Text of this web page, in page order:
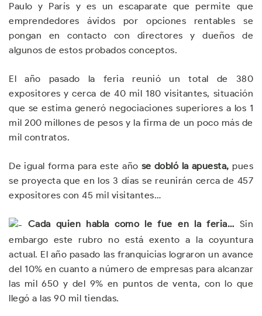
Paulo y París y es un escaparate que permite que
emprendedores ávidos por opciones rentables se
pongan en contacto con directores y dueños de
algunos de estos probados conceptos.
El año pasado la feria reunió un total de 380
expositores y cerca de 40 mil 180 visitantes, situación
que se estima generó negociaciones superiores a los 1
mil 200 millones de pesos y la firma de un poco más de
mil contratos.
De igual forma para este año se dobló la apuesta, pues
se proyecta que en los 3 días se reunirán cerca de 457
expositores con 45 mil visitantes…
Cada quien habla como le fue en la feria… Sin
embargo este rubro no está exento a la coyuntura
actual. El año pasado las franquicias lograron un avance
del 10% en cuanto a número de empresas para alcanzar
las mil 650 y del 9% en puntos de venta, con lo que
llegó a las 90 mil tiendas.